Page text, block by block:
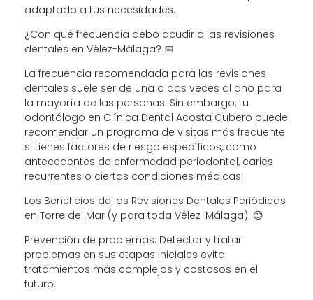
adaptado a tus necesidades.
¿Con qué frecuencia debo acudir a las revisiones
dentales en Vélez-Málaga? 📅
La frecuencia recomendada para las revisiones
dentales suele ser de una o dos veces al año para
la mayoría de las personas. Sin embargo, tu
odontólogo en Clínica Dental Acosta Cubero puede
recomendar un programa de visitas más frecuente
si tienes factores de riesgo específicos, como
antecedentes de enfermedad periodontal, caries
recurrentes o ciertas condiciones médicas.
Los Beneficios de las Revisiones Dentales Periódicas
en Torre del Mar (y para toda Vélez-Málaga): 😊
Prevención de problemas: Detectar y tratar
problemas en sus etapas iniciales evita
tratamientos más complejos y costosos en el
futuro.